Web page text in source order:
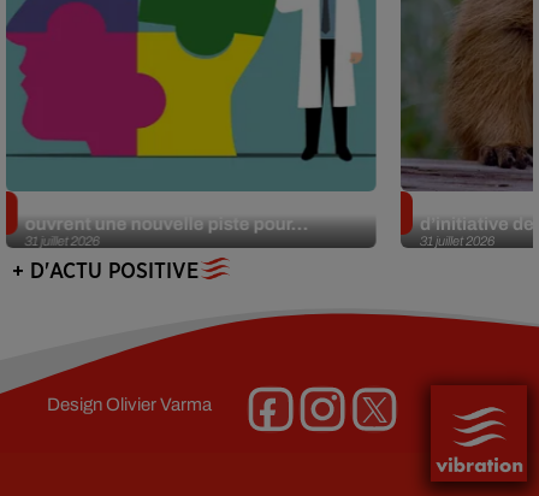
31 juillet 2026
ouvrent une nouvelle piste pour...
31 juillet 2026
d’initiative
+ D'ACTU POSITIVE
DesignOlivier Varma